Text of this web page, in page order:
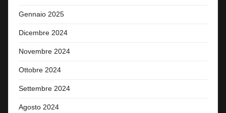
Gennaio 2025
Dicembre 2024
Novembre 2024
Ottobre 2024
Settembre 2024
Agosto 2024